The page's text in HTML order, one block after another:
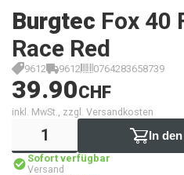
Burgtec Fox 40
Race Red
9612 9612 0764283658739
39.90CHF
inkl. MwSt., zzgl. Versandkosten
In
Sofort verfügbar
Versand